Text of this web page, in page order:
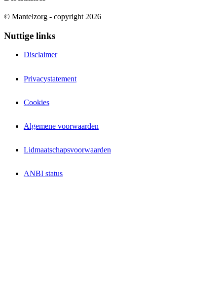
© Mantelzorg - copyright 2026
Nuttige links
Disclaimer
Privacystatement
Cookies
Algemene voorwaarden
Lidmaatschapsvoorwaarden
ANBI status